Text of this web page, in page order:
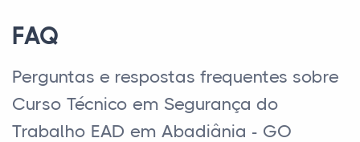
FAQ
Perguntas e respostas frequentes sobre
Curso Técnico em Segurança do
Trabalho EAD em Abadiânia - GO